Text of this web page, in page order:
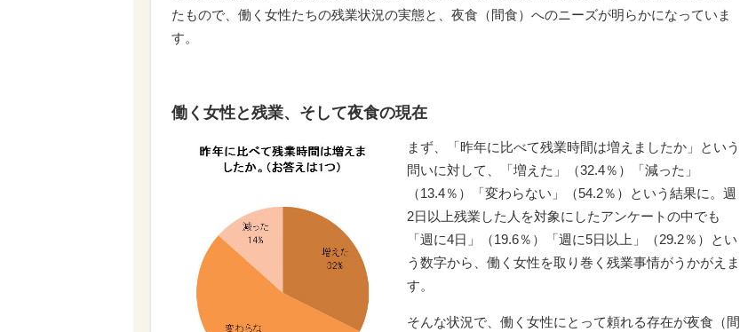
たもので、働く女性たちの残業状況の実態と、夜食（間食）へのニーズが明らかになっていま
す。
働く女性と残業、そして夜食の現在
まず、「昨年に比べて残業時間は増えましたか」という
問いに対して、「増えた」（32.4％）「減った」
（13.4％）「変わらない」（54.2％）という結果に。週
2日以上残業した人を対象にしたアンケートの中でも
「週に4日」（19.6％）「週に5日以上」（29.2％）とい
う数字から、働く女性を取り巻く残業事情がうかがえま
す。
そんな状況で、働く女性にとって頼れる存在が夜食（間